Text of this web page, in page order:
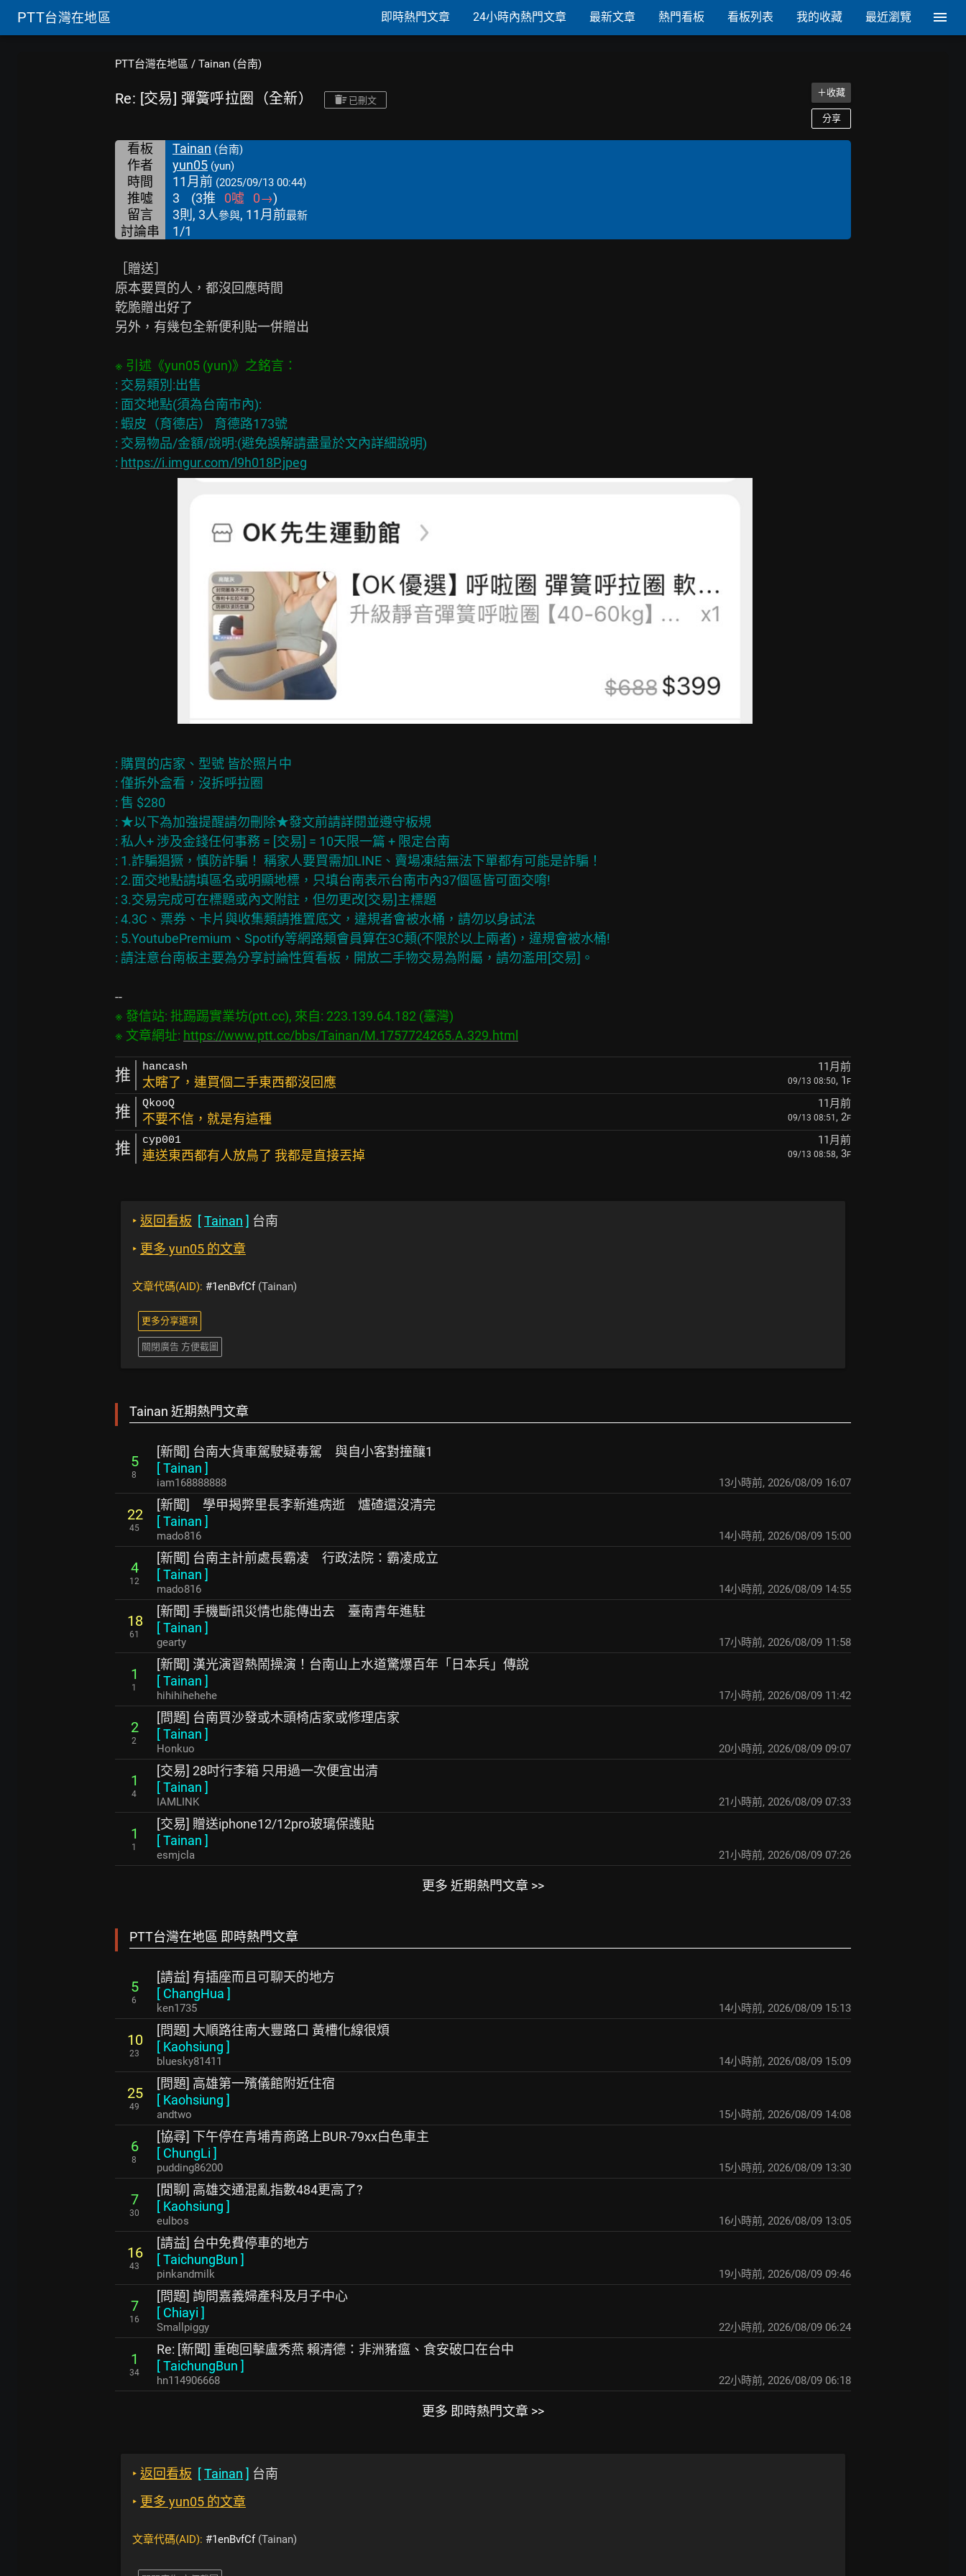
PTT台灣在地區 即時熱門文章 24小時內熱門文章 最新文章 熱門看板 看板列表 我的收藏 最近瀏覽
PTT台灣在地區 / Tainan (台南)
Re: [交易] 彈簧呼拉圈（全新） 已刪文
＋收藏
分享
看板 Tainan (台南)
作者 yun05 (yun)
時間 11月前 (2025/09/13 00:44)
推噓 3 (3推 0噓 0→)
留言
3則, 3人參與, 11月前最新
討論串 1/1
［贈送］
原本要買的人，都沒回應時間
乾脆贈出好了
另外，有幾包全新便利貼一併贈出
: 交易類別:出售
: 面交地點(須為台南市內):
: 蝦皮（育德店） 育德路173號
: 交易物品/金額/說明:(避免誤解請盡量於文內詳細說明)
: https://i.imgur.com/l9h018P.jpeg
: 購買的店家、型號 皆於照片中
: 僅拆外盒看，沒拆呼拉圈
: 售 $280
: ★以下為加強提醒請勿刪除★發文前請詳閱並遵守板規
: 私人+ 涉及金錢任何事務 = [交易] = 10天限一篇 + 限定台南
: 1.詐騙猖獗，慎防詐騙！ 稱家人要買需加LINE、賣場凍結無法下單都有可能是詐騙！
: 2.面交地點請填區名或明顯地標，只填台南表示台南市內37個區皆可面交唷!
: 3.交易完成可在標題或內文附註，但勿更改[交易]主標題
: 4.3C、票券、卡片與收集類請推置底文，違規者會被水桶，請勿以身試法
: 5.YoutubePremium、Spotify等網路類會員算在3C類(不限於以上兩者)，違規會被水桶!
※ 發信站: 批踢踢實業坊(ptt.cc), 來自: 223.139.64.182 (臺灣)
※ 文章網址: https://www.ptt.cc/bbs/Tainan/M.1757724265.A.329.html
推 hancash 11月前
太瞎了，連買個二手東西都沒回應 09/13 08:50, 1 F
推 QkooQ 11月前
不要不信，就是有這種 09/13 08:51 , 2F
推 cyp001 11月前
連送東西都有人放鳥了 我都是直接丟掉 09/13 08:58, 3F
‣ 返回看板 [Tainan ] 台南
‣ 更多 yun05 的文章
文章代碼(AID): #1enBvfCf(Tainan)
更多分享選項
關閉廣告 方便截圖
Tainan 近期熱門文章
5
8
[新聞] 台南大貨車駕駛疑毒駕 與自小客對撞釀1
[Tainan ]
iam168888888 13小時前, 2026/08/09 16:07
22
45
[新聞] 學甲揭弊里長李新進病逝 爐碴還沒清完
[Tainan ]
mado816 14小時前, 2026/08/09 15:00
4
12
[新聞] 台南主計前處長霸凌 行政法院：霸凌成立
[Tainan ]
mado816 14小時前, 2026/08/09 14:55
18
61
[新聞] 手機斷訊災情也能傳出去 臺南青年進駐
[Tainan ]
gearty 17小時前, 2026/08/09 11:58
1
1
[新聞] 漢光演習熱鬧操演！台南山上水道驚爆百年「日本兵」傳說
[Tainan ]
hihihihehehe 17小時前, 2026/08/09 11:42
2
2
[問題] 台南買沙發或木頭椅店家或修理店家
[Tainan ]
Honkuo 20小時前, 2026/08/09 09:07
1
4
[交易] 28吋行李箱 只用過一次便宜出清
[Tainan ]
IAMLINK 21小時前, 2026/08/09 07:33
1
1
[交易] 贈送iphone12/12pro玻璃保護貼
[Tainan ]
esmjcla 21小時前, 2026/08/09 07:26
更多 近期熱門文章 >>
PTT台灣在地區 即時熱門文章
5
6
[請益] 有插座而且可聊天的地方
[ ChangHua ]
ken1735 14小時前, 2026/08/09 15:13
10
23
[問題] 大順路往南大豐路口 黃槽化線很煩
[ Kaohsiung ]
bluesky81411 14小時前, 2026/08/09 15:09
25
49
[問題] 高雄第一殯儀館附近住宿
[ Kaohsiung ]
andtwo 15小時前, 2026/08/09 14:08
6
8
[協尋] 下午停在青埔青商路上BUR-79xx白色車主
[ ChungLi ]
pudding86200 15小時前, 2026/08/09 13:30
7
30
[閒聊] 高雄交通混亂指數484更高了?
[ Kaohsiung ]
eulbos 16小時前, 2026/08/09 13:05
16
43
[請益] 台中免費停車的地方
[TaichungBun ]
pinkandmilk 19小時前, 2026/08/09 09:46
7
16
[問題] 詢問嘉義婦產科及月子中心
[ Chiayi ]
Smallpiggy 22小時前, 2026/08/09 06:24
1
34
Re: [新聞] 重砲回擊盧秀燕 賴清德：非洲豬瘟、食安破口在台中
[TaichungBun ]
hn114906668 22小時前, 2026/08/09 06:18
更多 即時熱門文章 >>
‣ 返回看板 [Tainan ] 台南
‣ 更多 yun05 的文章
文章代碼(AID): #1enBvfCf(Tainan)